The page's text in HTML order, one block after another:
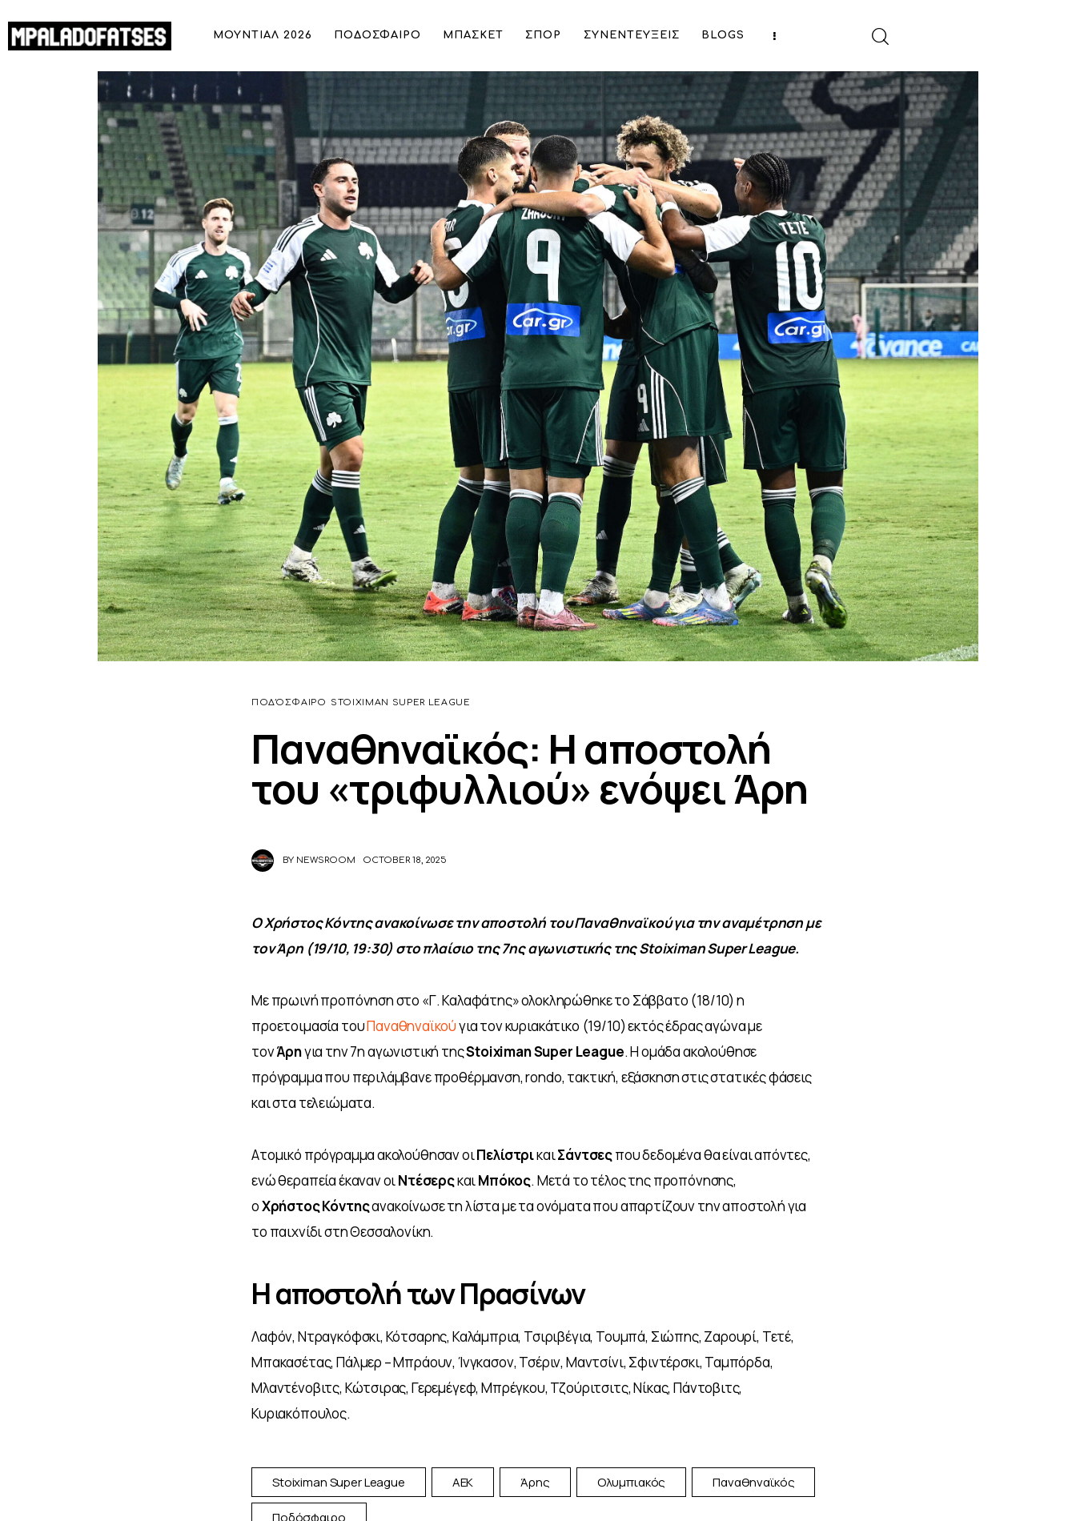
ΜΟΥΝΤΙΑΛ 2026 ΠΟΔΟΣΦΑΙΡΟ ΜΠΑΣΚΕΤ ΣΠΟΡ ΣΥΝΕΝΤΕΥΞΕΙΣ BLOGS
Παναθηναϊκός: Η αποστολή του «τριφυλλιού» ενόψει Άρη
ΜΟΥΝΤΙΑΛ 2026
ΣΥΝΕΝΤΕΥΞΕΙΣ
BEYOND SPORTS
ΑΦΙΕΡΩΜΑΤΑ
MEET THE TEAM
ΠΟΔΌΣΦΑΙΡΟ STOIXIMAN SUPER LEAGUE
Παναθηναϊκός: Η αποστολή
του «τριφυλλιού» ενόψει Άρη
BY NEWSROOM OCTOBER 18, 2025
Ο Χρήστος Κόντης ανακοίνωσε την αποστολή του Παναθηναϊκού για την αναμέτρηση με
τον Άρη (19/10, 19:30) στο πλαίσιο της 7ης αγωνιστικής της Stoiximan Super League.
Με πρωινή προπόνηση στο «Γ. Καλαφάτης» ολοκληρώθηκε το Σάββατο (18/10) η
προετοιμασία του Παναθηναϊκούγια τον κυριακάτικο (19/10) εκτός έδρας αγώνα με
τον Άρη για την 7η αγωνιστική της Stoiximan Super League. Η ομάδα ακολούθησε
πρόγραμμα που περιλάμβανε προθέρμανση, rondo, τακτική, εξάσκηση στις στατικές φάσεις
και στα τελειώματα.
Ατομικό πρόγραμμα ακολούθησαν οι Πελίστρι και Σάντσες που δεδομένα θα είναι απόντες,
ενώ θεραπεία έκαναν οι Ντέσερς και Μπόκος. Μετά το τέλος της προπόνησης,
ο ΧρήστοςΚόντης ανακοίνωσε τη λίστα με τα ονόματα που απαρτίζουν την αποστολή για
το παιχνίδι στη Θεσσαλονίκη.
Η αποστολή των Πρασίνων
Λαφόν, Ντραγκόφσκι, Κότσαρης, Καλάμπρια, Τσιριβέγια, Τουμπά, Σιώπης, Ζαρουρί, Τετέ,
Μπακασέτας, Πάλμερ – Μπράουν, Ίνγκασον, Τσέριν, Μαντσίνι, Σφιντέρσκι, Ταμπόρδα,
Μλαντένοβιτς, Κώτσιρας, Γερεμέγεφ, Μπρέγκου, Τζούριτσιτς, Νίκας, Πάντοβιτς,
Κυριακόπουλος.
Stoiximan Super League ΑΕΚ Άρης Ολυμπιακός Παναθηναϊκός
Ποδόσφαιρο